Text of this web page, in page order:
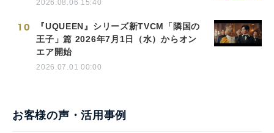
2026.08.06 15:40
10
『UQUEEN』シリーズ新TVCM「隣国の
王子」篇 2026年7月1日（水）からオン
エア開始
2026.07.01 00:00
お客様の声・活用事例